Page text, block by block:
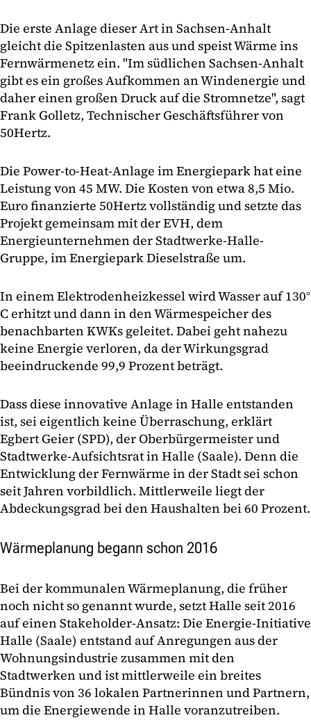
Die erste Anlage dieser Art in Sachsen-Anhalt
gleicht die Spitzenlasten aus und speist Wärme ins
Fernwärmenetz ein. "Im südlichen Sachsen-Anhalt
gibt es ein großes Aufkommen an Windenergie und
daher einen großen Druck auf die Stromnetze", sagt
Frank Golletz, Technischer Geschäftsführer von
50Hertz.
Die Power-to-Heat-Anlage im Energiepark hat eine
Leistung von 45 MW. Die Kosten von etwa 8,5 Mio.
Euro finanzierte 50Hertz vollständig und setzte das
Projekt gemeinsam mit der EVH, dem
Energieunternehmen der Stadtwerke-Halle-
Gruppe, im Energiepark Dieselstraße um.
In einem Elektrodenheizkessel wird Wasser auf 130°
C erhitzt und dann in den Wärmespeicher des
benachbarten KWKs geleitet. Dabei geht nahezu
keine Energie verloren, da der Wirkungsgrad
beeindruckende 99,9 Prozent beträgt.
Dass diese innovative Anlage in Halle entstanden
ist, sei eigentlich keine Überraschung, erklärt
Egbert Geier (SPD), der Oberbürgermeister und
Stadtwerke-Aufsichtsrat in Halle (Saale). Denn die
Entwicklung der Fernwärme in der Stadt sei schon
seit Jahren vorbildlich. Mittlerweile liegt der
Abdeckungsgrad bei den Haushalten bei 60 Prozent.
Wärmeplanung begann schon 2016
Bei der kommunalen Wärmeplanung, die früher
noch nicht so genannt wurde, setzt Halle seit 2016
auf einen Stakeholder-Ansatz: Die Energie-Initiative
Halle (Saale) entstand auf Anregungen aus der
Wohnungsindustrie zusammen mit den
Stadtwerken und ist mittlerweile ein breites
Bündnis von 36 lokalen Partnerinnen und Partnern,
um die Energiewende in Halle voranzutreiben.